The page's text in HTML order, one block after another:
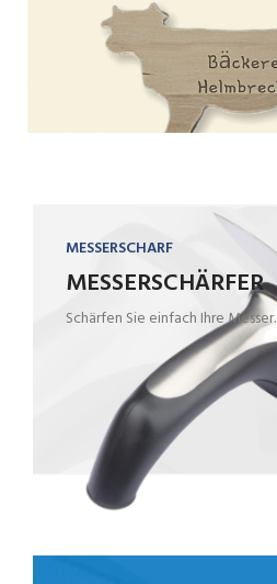
MESSERSCHARF
MESSERSCHÄRFER
Schärfen Sie einfach Ihre Messer.